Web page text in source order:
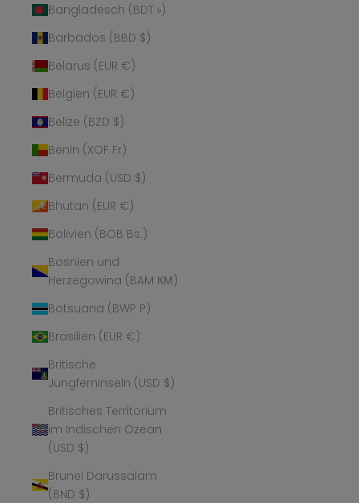
Bangladesch (BDT ৳)
Barbados (BBD $)
Belarus (EUR €)
Belgien (EUR €)
Belize (BZD $)
Benin (XOF Fr)
Bermuda (USD $)
Bhutan (EUR €)
Bolivien (BOB Bs.)
Bosnien und
Herzegowina (BAM КМ)
Botsuana (BWP P)
Brasilien (EUR €)
Britische
Jungferninseln (USD $)
Britisches Territorium
im Indischen Ozean
(USD $)
Brunei Darussalam
(BND $)